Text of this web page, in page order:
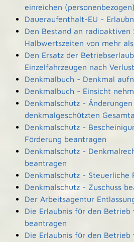
einreichen (personenbezogen)
Daueraufenthalt-EU -
Den Bestand an
Halbwertszeiten von mehr
Den Ersatz der
Einzelfahrzeugen nach
Denkmalbuch - Denkmal
Denkmalbuch - Einsicht
Denkmalschutz -
denkmalgeschützten
Denkmalschutz -
Förderung beantragen
Denkmalschutz -
beantragen
Denkmalschutz - Steuerliche
Denkmalschutz - Zuschuss
Der Arbeitsagentur
Die Erlaubnis für den Betrieb
beantragen
Die Erlaubnis für den Betrieb